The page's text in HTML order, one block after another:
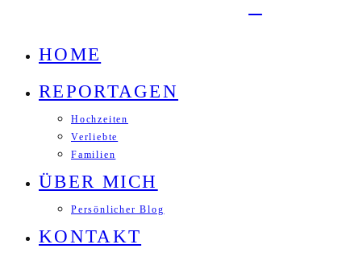
HOME
REPORTAGEN
Hochzeiten
Verliebte
Familien
ÜBER MICH
Persönlicher Blog
KONTAKT